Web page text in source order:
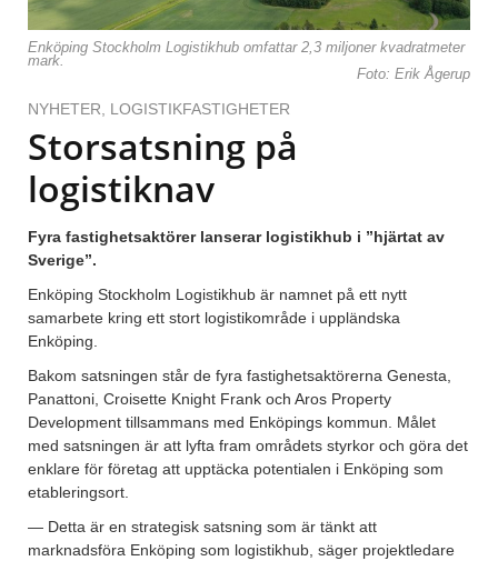
Enköping Stockholm Logistikhub omfattar 2,3 miljoner kvadratmeter
mark.
Foto: Erik Ågerup
NYHETER LOGISTIKFASTIGHETER
Storsatsning på
logistiknav
Fyra fastighetsaktörer lanserar logistikhub i ”hjärtat av
Sverige”.
Enköping Stockholm Logistikhub är namnet på ett nytt
samarbete kring ett stort logistikområde i uppländska
Enköping.
Bakom satsningen står de fyra fastighetsaktörerna Genesta,
Panattoni, Croisette Knight Frank och Aros Property
Development tillsammans med Enköpings kommun. Målet
med satsningen är att lyfta fram områdets styrkor och göra det
enklare för företag att upptäcka potentialen i Enköping som
etableringsort.
— Detta är en strategisk satsning som är tänkt att
marknadsföra Enköping som logistikhub, säger projektledare